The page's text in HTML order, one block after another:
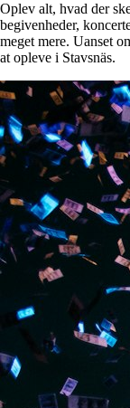
Oplev alt, hvad der
begivenheder,
meget mere. Uanset
at opleve i Stavsnäs.